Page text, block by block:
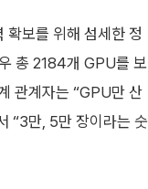
확보를 위해 섬세한 정
총 2184개 GPU를 보
관계자는 “GPU만 산
“3만, 5만 장이라는 숫